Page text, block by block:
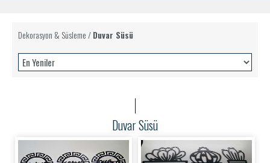
Dekorasyon & Süsleme/Duvar Süsü
Duvar Süsü